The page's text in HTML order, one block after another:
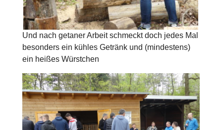
Und nach getaner Arbeit schmeckt doch jedes Mal
besonders ein kühles Getränk und (mindestens)
ein heißes Würstchen